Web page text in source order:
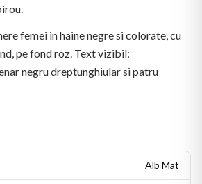
femei in haine negre si colorate, cu
pe fond roz. Text vizibil:
negru dreptunghiular si patru
Alb Mat